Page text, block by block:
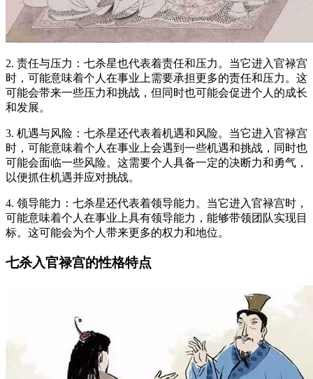
2. 责任与压力：七杀星也代表着责任和压力。当它进入官禄宫
时，可能意味着个人在事业上需要承担更多的责任和压力。这
可能会带来一些压力和挑战，但同时也可能会促进个人的成长
和发展。
3. 机遇与风险：七杀星还代表着机遇和风险。当它进入官禄宫
时，可能意味着个人在事业上会遇到一些机遇和挑战，同时也
可能会面临一些风险。这需要个人具备一定的决断力和勇气，
以便抓住机遇并应对挑战。
4. 领导能力：七杀星还代表着领导能力。当它进入官禄宫时，
可能意味着个人在事业上具有领导能力，能够带领团队实现目
标。这可能会为个人带来更多的权力和地位。
七杀入官禄宫的性格特点